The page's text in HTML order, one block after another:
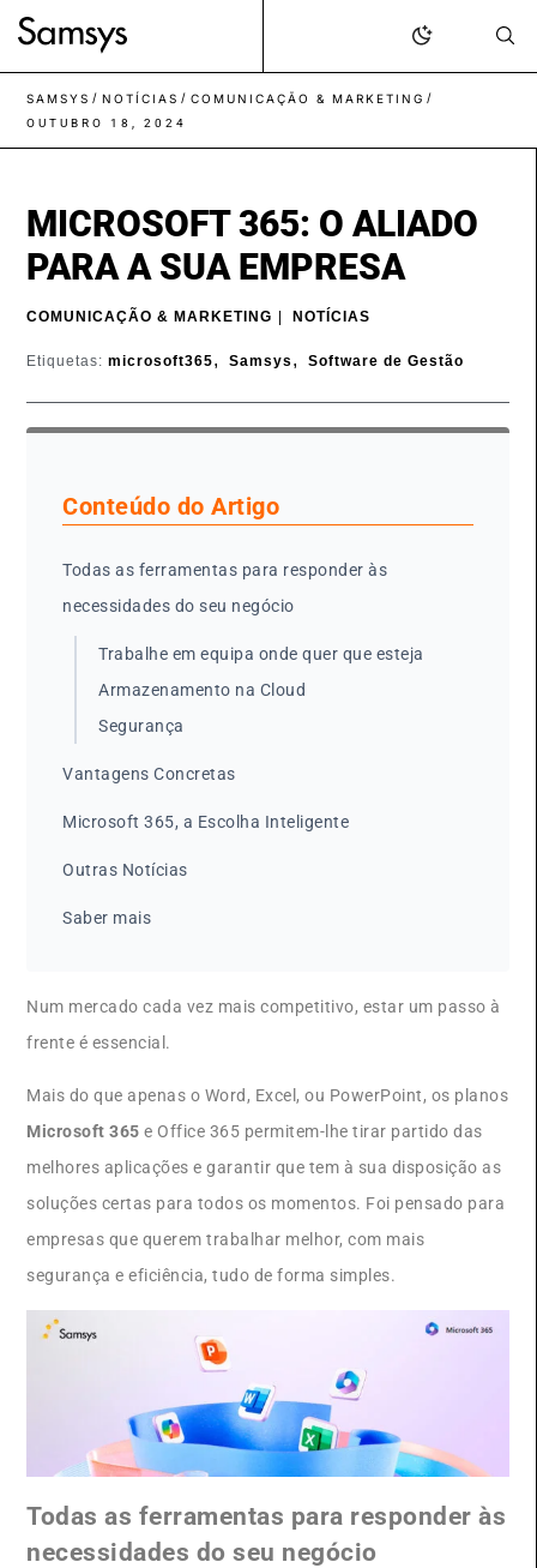
SAMSYS / NOTÍCIAS / COMUNICAÇÃO & MARKETING /
OUTUBRO 18, 2024
MICROSOFT 365: O ALIADO
PARA A SUA EMPRESA
COMUNICAÇÃO & MARKETING | NOTÍCIAS
Etiquetas:microsoft365, Samsys , Software de Gestão
Conteúdo do Artigo
Todas as ferramentas para responder às
necessidades do seu negócio
Trabalhe em equipa onde quer que esteja
Armazenamento na Cloud
Segurança
Vantagens Concretas
Microsoft 365, a Escolha Inteligente
Outras Notícias
Saber mais
Num mercado cada vez mais competitivo, estar um passo à
frente é essencial.
Mais do que apenas o Word, Excel, ou PowerPoint, os planos
Microsoft 365 e Office 365 permitem-lhe tirar partido das
melhores aplicações e garantir que tem à sua disposição as
soluções certas para todos os momentos. Foi pensado para
empresas que querem trabalhar melhor, com mais
segurança e eficiência, tudo de forma simples.
Todas as ferramentas para responder às
necessidades do seu negócio